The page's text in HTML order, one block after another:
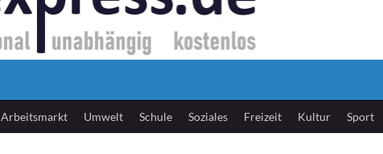
Arbeitsmarkt Umwelt Schule Soziales Freizeit Kultur Sport